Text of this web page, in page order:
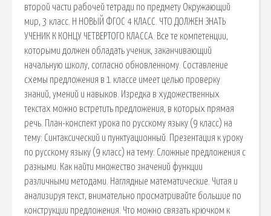
второй части рабочей тетради по предмету Окружающий
мир, 3 класс. Н НОВЫЙ ФГОС 4 КЛАСС. ЧТО ДОЛЖЕН ЗНАТЬ
УЧЕНИК К КОНЦУ ЧЕТВЕРТОГО КЛАССА. Все те компетенции,
которыми должен обладать ученик, заканчивающий
начальную школу, согласно обновленному. Составление
схемы предложения в 1 классе имеет целью проверку
знаний, умений и навыков. Изредка в художественных
текстах можно встретить предложения, в которых прямая
речь. План-конспект урока по русскому языку (9 класс) на
тему: Синтаксический и пунктуационный. Презентация к уроку
по русскому языку (9 класс) на тему: Сложные предложения с
разными. Как найти множество значений функции
различными методами. Наглядные математические. Читая и
анализируя текст, внимательно просматривайте большие по
конструкции предложения. Что можно связать крючком к